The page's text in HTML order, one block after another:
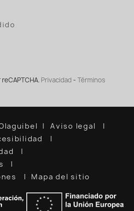
Privacidad - Términos
Aviso legal
Mapa del sitio